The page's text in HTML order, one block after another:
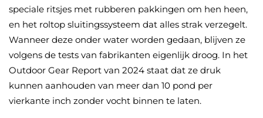
speciale ritsjes met rubberen pakkingen om hen heen,
en het roltop sluitingssysteem dat alles strak verzegelt.
Wanneer deze onder water worden gedaan, blijven ze
volgens de tests van fabrikanten eigenlijk droog. In het
Outdoor Gear Report van 2024 staat dat ze druk
kunnen aanhouden van meer dan 10 pond per
vierkante inch zonder vocht binnen te laten.